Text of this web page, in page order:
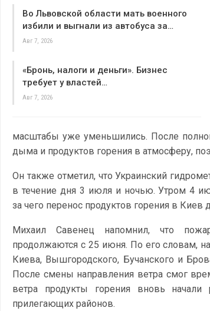
Во Львовской области мать военного
избили и выгнали из автобуса за…
Авг 7, 2026
«Бронь, налоги и деньги». Бизнес
требует у властей…
Авг 7, 2026
масштабы уже уменьшились. После
дыма и продуктов горения в атмосферу,
Он также отметил, что Украинский
в течение дня 3 июля и ночью. Утром 4
за чего перенос продуктов горения в Киев
Михаил Савенец напомнил, что
продолжаются с 25 июня. По его словам,
Киева, Вышгородского, Бучанского и
После смены направления ветра смог
ветра продукты горения вновь начали
прилегающих районов.